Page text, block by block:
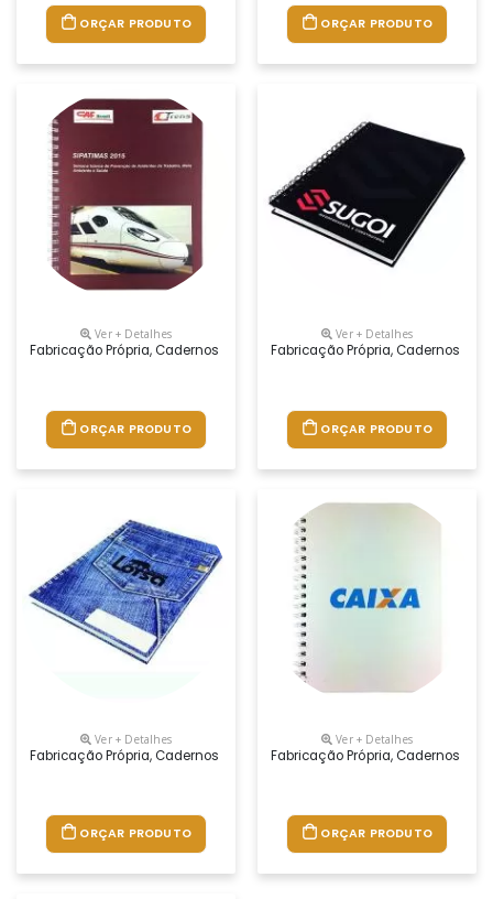
ORÇAR PRODUTO ORÇAR PRODUTO
Ver + Detalhes
Fabricação Própria, Cadernos Personalizados Do Seu Jeito.tamanhos
ORÇAR PRODUTO
Ver + Detalhes
Fabricação Própria, Cadernos
ORÇAR PRODUTO
Ver + Detalhes
Fabricação Própria, Cadernos Personalizados Do Seu Jeito.tamanhos
ORÇAR PRODUTO
Ver + Detalhes
Fabricação Própria, Cadernos
ORÇAR PRODUTO